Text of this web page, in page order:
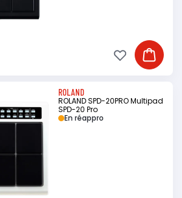
Ajouter
Ajouter à ma
ROLAND
ROLAND SPD-20PRO Multipad
SPD-20 Pro
En réappro